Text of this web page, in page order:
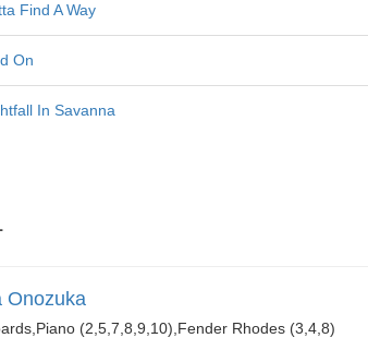
Find A Way
On
In Savanna
Onozuka
(2,5,7,8,9,10),Fender Rhodes (3,4,8)